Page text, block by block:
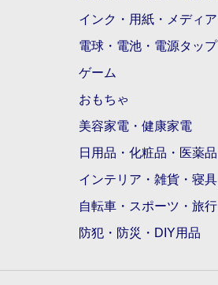
インク・用紙・メディア
電球・電池・電源タップ
ゲーム
おもちゃ
美容家電・健康家電
日用品・化粧品・医薬品
インテリア・雑貨・寝具
自転車・スポーツ・旅行
防犯・防災・DIY用品